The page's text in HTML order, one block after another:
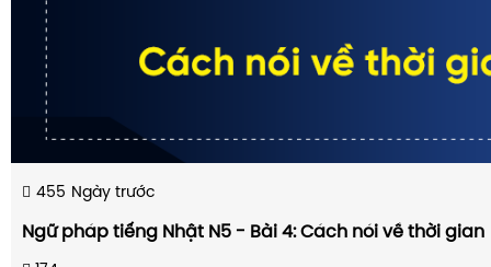
455 Ngày trước
Ngữ pháp tiếng Nhật N5 - Bài 4: Cách nói về thời gian